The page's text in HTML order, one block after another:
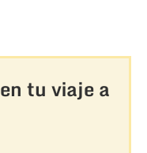
tu viaje a